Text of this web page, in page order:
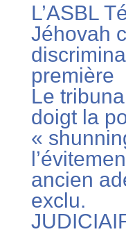
L’ASBL
Jéhovah
première
Le
doigt la
«
ancien
exclu.